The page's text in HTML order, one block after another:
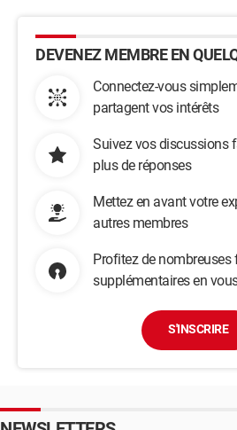
DEVENEZ MEMBRE EN
Connectez-vous
partagent vos intérêts
Suivez vos discussions
plus de réponses
Mettez en avant votre
autres membres
Profitez de
supplémentaires en
S'INSCRIRE